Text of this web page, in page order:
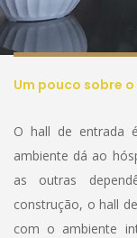
Um pouco sobre
O hall de entrada
ambiente dá ao
as outras
construção, o hall
com o ambiente